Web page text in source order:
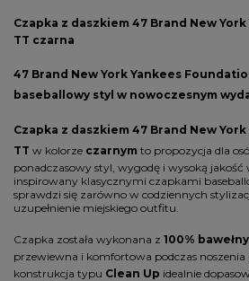
Czapka z daszkiem 47 Brand New
TT czarna
47 Brand New York Yankees
baseballowy styl w nowoczesnym
Czapka z daszkiem 47 Brand New
TT w kolorze czarnym to propozycja dla
ponadczasowy styl, wygodę i wysoką jakość
inspirowany klasycznymi czapkami
sprawdzi się zarówno w codziennych
uzupełnienie miejskiego outfitu.
Czapka została wykonana z 100% bawełny
przewiewna i komfortowa podczas noszenia
konstrukcja typu Clean Up idealnie